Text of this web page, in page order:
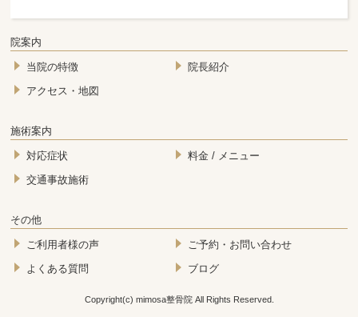
院案内
当院の特徴
院長紹介
アクセス・地図
施術案内
対応症状
料金 / メニュー
交通事故施術
その他
ご利用者様の声
ご予約・お問い合わせ
よくある質問
ブログ
Copyright(c) mimosa整骨院 All Rights Reserved.